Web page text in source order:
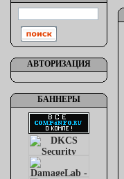
АВТОРИЗАЦИЯ
БАННЕРЫ